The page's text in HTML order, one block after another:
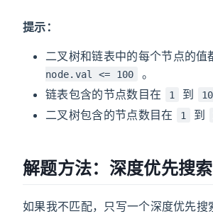
提示：
二叉树和链表中的每个节点的值
node.val <= 100
。
链表包含的节点数目在
1 到
二叉树包含的节点数目在
1 到
解题方法：深度优先搜
如果我不匹配，只写一个深度优先搜